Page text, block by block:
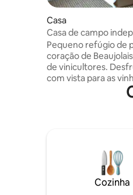
Casa
Casa de campo
entre vinhedos e
Pequeno refúgio de
coração de
de vinicultores. Desfrute de um refúgio
com vista para as
terraço, um parque
de 5000 m². É
família ou para uma
A 10 minutos de
(o centro da cidade
dinâmico de França)
Cozinha